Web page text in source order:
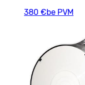
380 €be PVM